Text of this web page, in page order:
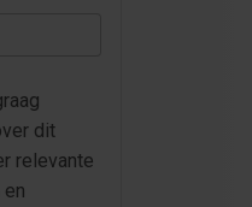
dit
relevante